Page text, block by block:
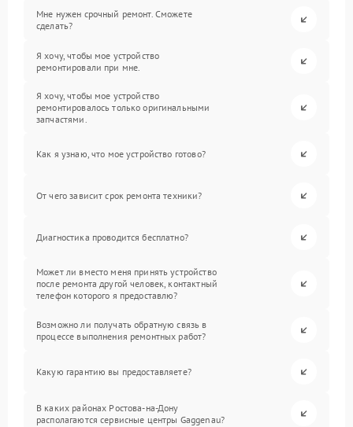
Мне нужен срочный ремонт. Сможете
сделать?
Я хочу, чтобы мое устройство
ремонтировали при мне.
Я хочу, чтобы мое устройство
ремонтировалось только оригинальными
запчастями.
Как я узнаю, что мое устройство готово?
От чего зависит срок ремонта техники?
Диагностика проводится бесплатно?
Может ли вместо меня принять устройство
после ремонта другой человек, контактный
телефон которого я предоставлю?
Возможно ли получать обратную связь в
процессе выполнения ремонтных работ?
Какую гарантию вы предоставляете?
В каких районах Ростова-на-Дону
располагаются сервисные центры Gaggenau?